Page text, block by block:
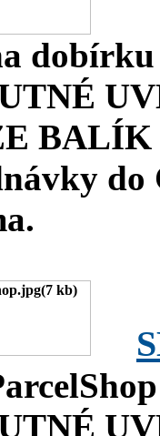
BALÍK
do